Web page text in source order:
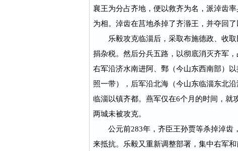
襄王为分占齐地，便以救齐为名，派淖齿
为相。淖齿在莒地杀掉了齐湣王，并夺回了
乐毅攻克临淄后，采取布施德政、收取
捐杂税。然后分兵五路，以彻底消灭齐军
右军沿济水南进阿、鄄（今山东西南部）
照一带），后军沿北海（今山东临淄东北
临淄以镇齐都。燕军仅在6个月的时间，就
两城未被攻克。
公元前283年，齐臣王孙贾等杀掉淖齿
来抵抗。乐毅又重新调整部署，集中右军